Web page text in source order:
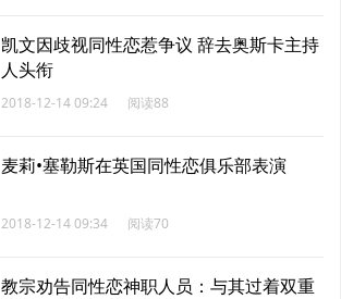
凯文因歧视同性恋惹争议 辞去奥斯卡主持
人头衔
2018-12-14 09:24 阅读88
麦莉•塞勒斯在英国同性恋俱乐部表演
2018-12-14 09:34 阅读70
教宗劝告同性恋神职人员：与其过着双重